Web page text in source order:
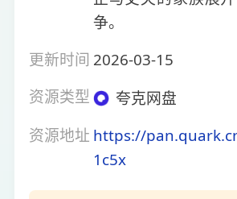
争。
更新时间 2026-03-15
资源类型
夸克网盘
资源地址 https://
1c5x